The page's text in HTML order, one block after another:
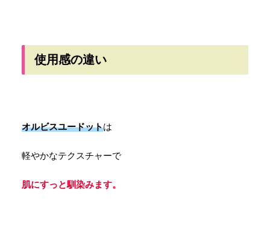
使用感の違い
オルビスユードットは
軽やかなテクスチャーで
肌にすっと馴染みます。